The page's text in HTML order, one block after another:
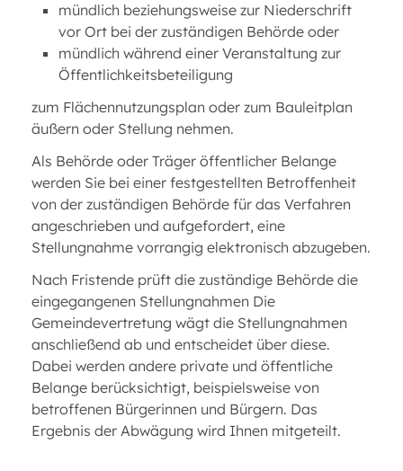
mündlich beziehungsweise zur Niederschrift
vor Ort bei der zuständigen Behörde oder
mündlich während einer Veranstaltung zur
Öffentlichkeitsbeteiligung
zum Flächennutzungsplan oder zum Bauleitplan
äußern oder Stellung nehmen.
Als Behörde oder Träger öffentlicher Belange
werden Sie bei einer festgestellten Betroffenheit
von der zuständigen Behörde für das Verfahren
angeschrieben und aufgefordert, eine
Stellungnahme vorrangig elektronisch abzugeben.
Nach Fristende prüft die zuständige Behörde die
eingegangenen Stellungnahmen Die
Gemeindevertretung wägt die Stellungnahmen
anschließend ab und entscheidet über diese.
Dabei werden andere private und öffentliche
Belange berücksichtigt, beispielsweise von
betroffenen Bürgerinnen und Bürgern. Das
Ergebnis der Abwägung wird Ihnen mitgeteilt.